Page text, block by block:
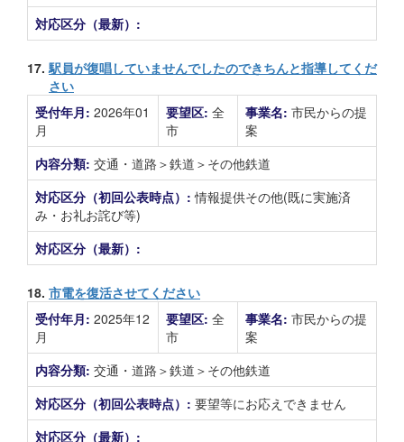
対応区分（最新）:
17. 駅員が復唱していませんでしたのできちんと指導してくだ
さい
受付年月: 2026年01
月
要望区: 全
市
事業名: 市民からの提
案
内容分類: 交通・道路＞鉄道＞その他鉄道
対応区分（初回公表時点）:情報提供その他(既に実施済
み・お礼お詫び等)
対応区分（最新）:
18. 市電を復活させてください
受付年月: 2025年12
月
要望区: 全
市
事業名: 市民からの提
案
内容分類: 交通・道路＞鉄道＞その他鉄道
対応区分（初回公表時点）: 要望等にお応えできません
対応区分（最新）: